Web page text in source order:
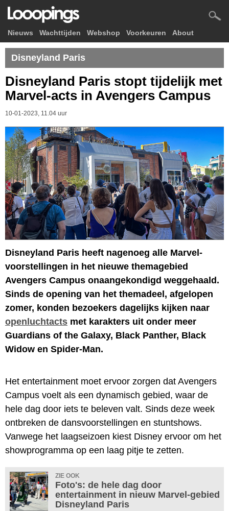
Nieuws Wachttijden Webshop Voorkeuren About
Disneyland Paris
Disneyland Paris stopt tijdelijk met
Marvel-acts in Avengers Campus
10-01-2023, 11.04 uur
Disneyland Paris heeft nagenoeg alle Marvel-
voorstellingen in het nieuwe themagebied
Avengers Campus onaangekondigd weggehaald.
Sinds de opening van het themadeel, afgelopen
zomer, konden bezoekers dagelijks kijken naar
openluchtacts met karakters uit onder meer
Guardians of the Galaxy, Black Panther, Black
Widow en Spider-Man.
Het entertainment moet ervoor zorgen dat Avengers
Campus voelt als een dynamisch gebied, waar de
hele dag door iets te beleven valt. Sinds deze week
ontbreken de dansvoorstellingen en stuntshows.
Vanwege het laagseizoen kiest Disney ervoor om het
showprogramma op een laag pitje te zetten.
ZIE OOK
Foto's: de hele dag door
entertainment in nieuw Marvel-gebied
Disneyland Paris